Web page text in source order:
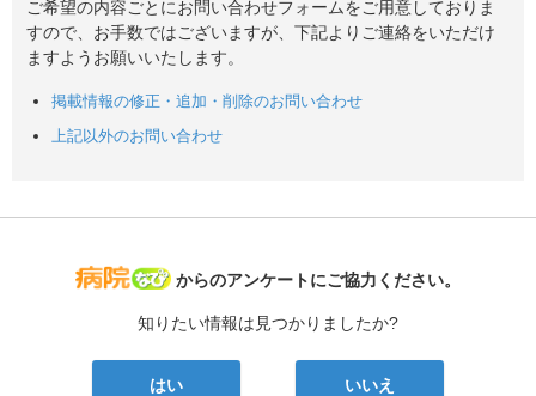
ご希望の内容ごとにお問い合わせフォームをご用意しておりま
すので、お手数ではございますが、下記よりご連絡をいただけ
ますようお願いいたします。
掲載情報の修正・追加・削除のお問い合わせ
上記以外のお問い合わせ
病院なび
からのアンケートにご協力ください。
知りたい情報は見つかりましたか?
はい いいえ